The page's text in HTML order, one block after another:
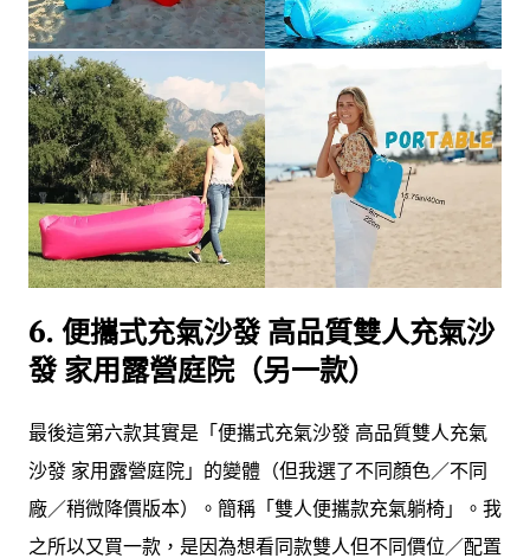
6. 便攜式充氣沙發 高品質雙人充氣沙
發 家用露營庭院（另一款）
最後這第六款其實是「便攜式充氣沙發 高品質雙人充氣
沙發 家用露營庭院」的變體（但我選了不同顏色／不同
廠／稍微降價版本）。簡稱「雙人便攜款充氣躺椅」。我
之所以又買一款，是因為想看同款雙人但不同價位／配置